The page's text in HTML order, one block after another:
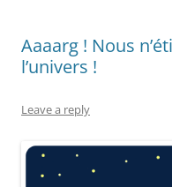
Aaaarg ! Nous
l’univers !
Leave a reply